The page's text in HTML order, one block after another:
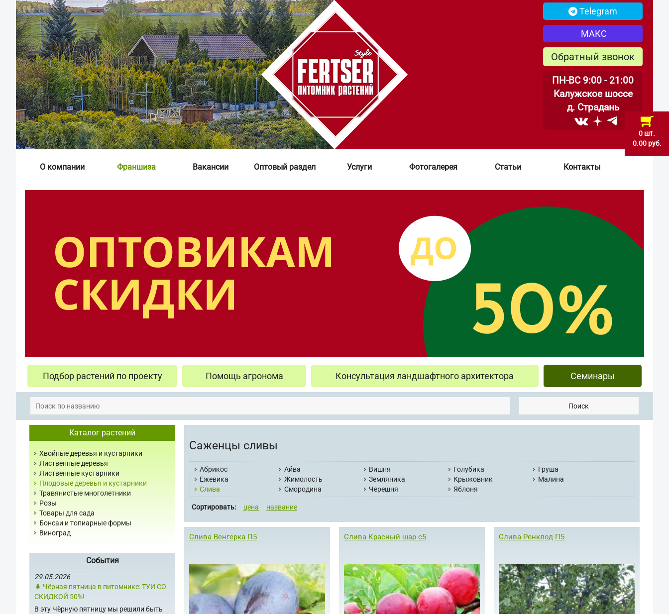
0 шт.
0.00 руб.
Telegram
МАКС
Обратный звонок
ПН-ВС 9:00 - 21:00
Калужское шоссе
д. Страдань
О компании Франшиза Вакансии Оптовый раздел Услуги Фотогалерея Статьи Контакты
Подбор растений по проекту Помощь агронома Консультация ландшафтного архитектора Семинары
Поиск
Каталог растений
Хвойные деревья и кустарники
Лиственные деревья
Лиственные кустарники
Плодовые деревья и кустарники
Травянистые многолетники
Розы
Товары для сада
Бонсаи и топиарные формы
Виноград
События
29.05.2026
🌲 Чёрная пятница в питомнике: ТУИ СО
СКИДКОЙ 50%!
В эту Чёрную пятницу мы решили быть
Саженцы сливы
Абрикос Айва Вишня Голубика
Груша
Ежевика
Жимолость Земляника Крыжовник
Малина
Слива
Смородина Черешня Яблоня
Сортировать: цена название
Слива Венгерка П5 Слива Красный шар с5 Слива Ренклод П5